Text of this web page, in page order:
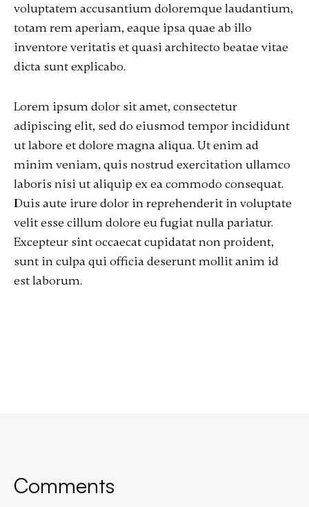
voluptatem accusantium doloremque laudantium,
totam rem aperiam, eaque ipsa quae ab illo
inventore veritatis et quasi architecto beatae vitae
dicta sunt explicabo.
Lorem ipsum dolor sit amet, consectetur
adipiscing elit, sed do eiusmod tempor incididunt
ut labore et dolore magna aliqua. Ut enim ad
minim veniam, quis nostrud exercitation ullamco
laboris nisi ut aliquip ex ea commodo consequat.
Duis aute irure dolor in reprehenderit in voluptate
velit esse cillum dolore eu fugiat nulla pariatur.
Excepteur sint occaecat cupidatat non proident,
sunt in culpa qui officia deserunt mollit anim id
est laborum.
Comments